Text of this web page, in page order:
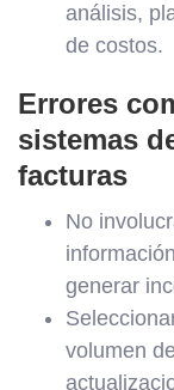
análisis,
de costos.
Errores
sistemas
facturas
No
generar
volumen